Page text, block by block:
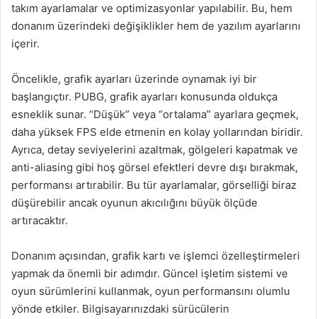
takım ayarlamalar ve optimizasyonlar yapılabilir. Bu, hem
donanım üzerindeki değişiklikler hem de yazılım ayarlarını
içerir.
Öncelikle, grafik ayarları üzerinde oynamak iyi bir
başlangıçtır. PUBG, grafik ayarları konusunda oldukça
esneklik sunar. “Düşük” veya “ortalama” ayarlara geçmek,
daha yüksek FPS elde etmenin en kolay yollarından biridir.
Ayrıca, detay seviyelerini azaltmak, gölgeleri kapatmak ve
anti-aliasing gibi hoş görsel efektleri devre dışı bırakmak,
performansı artırabilir. Bu tür ayarlamalar, görselliği biraz
düşürebilir ancak oyunun akıcılığını büyük ölçüde
artıracaktır.
Donanım açısından, grafik kartı ve işlemci özelleştirmeleri
yapmak da önemli bir adımdır. Güncel işletim sistemi ve
oyun sürümlerini kullanmak, oyun performansını olumlu
yönde etkiler. Bilgisayarınızdaki sürücülerin